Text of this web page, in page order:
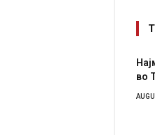
Најмалку седум